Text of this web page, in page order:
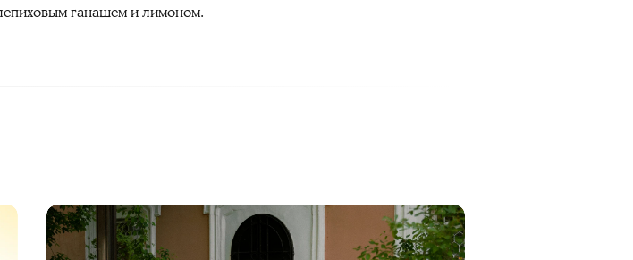
ганашем и лимоном.